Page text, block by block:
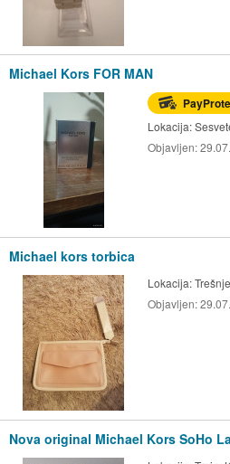
Michael Kors FOR MAN
Lokacija:
Objavljen:
Michael kors torbica
Lokacija:
Objavljen:
Nova original Michael Kors SoHo